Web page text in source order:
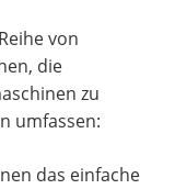
von
die
zu
umfassen:
das einfache